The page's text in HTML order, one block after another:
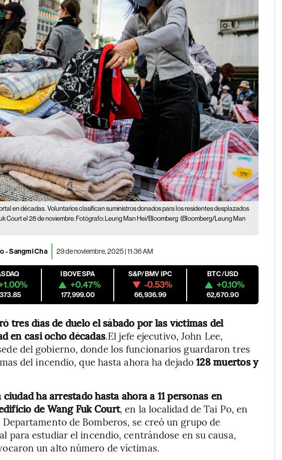
en décadas. Voluntarios clasifican suministros donados para los residentes desplazados
Court el 28 de noviembre. Fotógrafo: Leung Man Hei/Bloomberg (Bloomberg/Leung Man
- Sangmi Cha 29 de noviembre, 2025 | 11:36 AM
IBOVESPA
+0.47%
177,999.00
S&P/BMV IPC
-0.53%
66,936.99
BTC/USD
+0.10%
62,670.90
tres días de duelo el sábado por las víctimas del
en casi ocho décadas.El jefe ejecutivo, John Lee,
del gobierno, donde los funcionarios guardaron tres
del incendio, que hasta ahora ha dejado128 muertos y
ha arrestado hasta ahora a 11 personas en
de Wang Fuk Court, en la localidad de Tai Po, en
de Bomberos, se creó un grupo de
para estudiar el incendio, centrándose en su causa,
un alto número de víctimas.